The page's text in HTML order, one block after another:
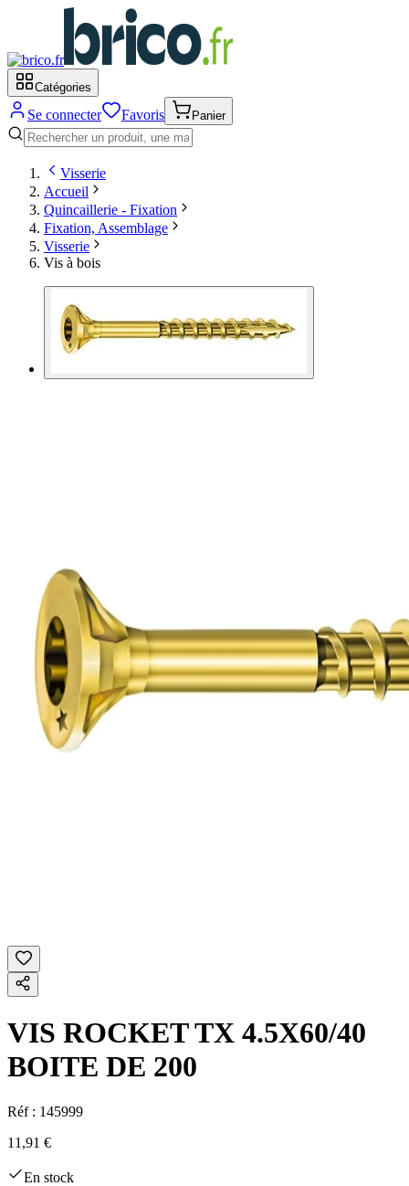
Catégories
Se connecter Favoris Panier
Visserie
Accueil
Quincaillerie - Fixation
Fixation, Assemblage
Visserie
Vis à bois
VIS ROCKET TX 4.5X60/40
BOITE DE 200
Réf : 145999
11,91 €
En stock